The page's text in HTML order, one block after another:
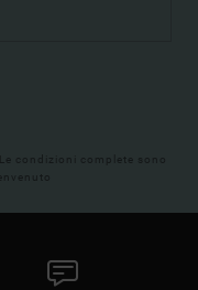
condizioni complete sono